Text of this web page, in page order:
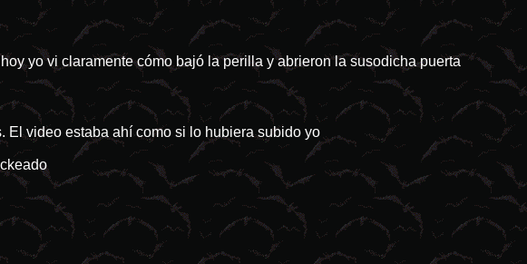
yo vi claramente cómo bajó la perilla y abrieron la susodicha puerta
El video estaba ahí como si lo hubiera subido yo